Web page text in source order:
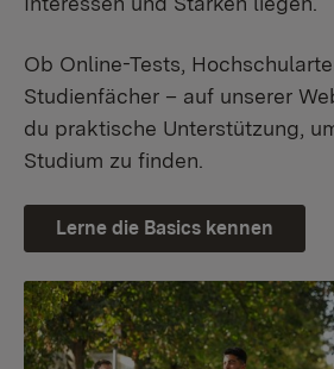
Ob Online-Tests,
Studienfächer – auf unserer
du praktische Unterstützung,
Studium zu finden.
Lerne die Basics kennen